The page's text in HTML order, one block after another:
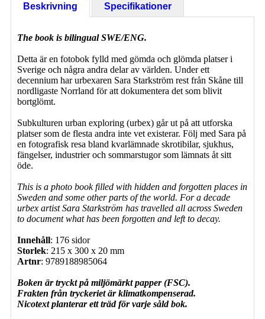
Beskrivning
Specifikationer
The book is bilingual SWE/ENG.
Detta är en fotobok fylld med gömda och glömda platser i
Sverige och några andra delar av världen. Under ett
decennium har urbexaren Sara Starkström rest från Skåne till
nordligaste Norrland för att dokumentera det som blivit
bortglömt.
Subkulturen urban exploring (urbex) går ut på att utforska
platser som de flesta andra inte vet existerar. Följ med Sara på
en fotografisk resa bland kvarlämnade skrotibilar, sjukhus,
fängelser, industrier och sommarstugor som lämnats åt sitt
öde.
This is a photo book filled with hidden and forgotten places in
Sweden and some other parts of the world. For a decade
urbex artist Sara Starkström has travelled all across Sweden
to document what has been forgotten and left to decay.
Innehåll: 176 sidor
Storlek: 215 x 300 x 20 mm
Artnr: 9789188985064
Boken är tryckt på miljömärkt papper (FSC).
Frakten från tryckeriet är klimatkompenserad.
Nicotext planterar ett träd för varje såld bok.